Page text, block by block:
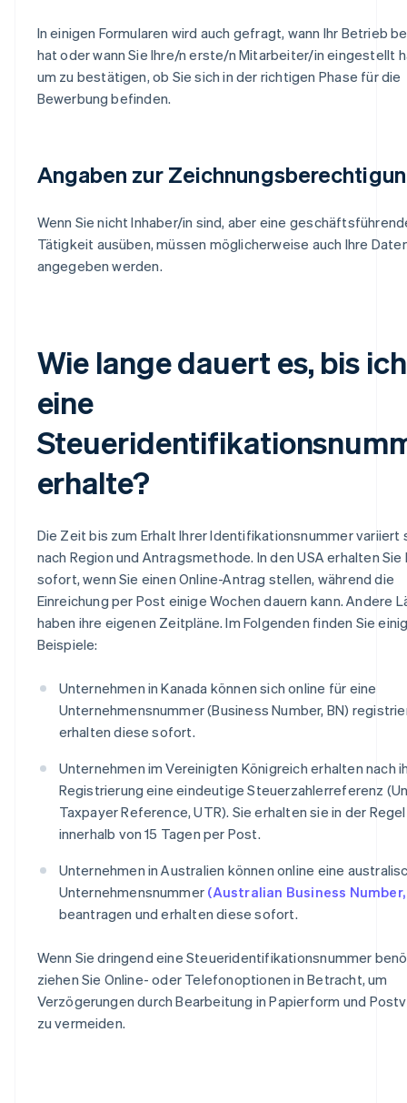
In einigen Formularen wird auch gefragt, wann Ihr Betrieb
hat oder wann Sie Ihre/n erste/n Mitarbeiter/in eingestellt
um zu bestätigen, ob Sie sich in der richtigen Phase für die
Bewerbung befinden.
Angaben zur
Wenn Sie nicht Inhaber/in sind, aber eine
Tätigkeit ausüben, müssen möglicherweise auch Ihre
angegeben werden.
Wie lange dauert es, bis ich
eine
erhalte?
Die Zeit bis zum Erhalt Ihrer Identifikationsnummer variiert
nach Region und Antragsmethode. In den USA erhalten Sie
sofort, wenn Sie einen Online-Antrag stellen, während die
Einreichung per Post einige Wochen dauern kann. Andere
haben ihre eigenen Zeitpläne. Im Folgenden finden Sie
Beispiele:
Unternehmen in Kanada können sich online für eine
Unternehmensnummer (Business Number, BN)
erhalten diese sofort.
Unternehmen im Vereinigten Königreich erhalten nach
Registrierung eine eindeutige Steuerzahlerreferenz
Taxpayer Reference, UTR). Sie erhalten sie in der Regel
innerhalb von 15 Tagen per Post.
Unternehmen in Australien können online eine
Unternehmensnummer (Australian Business Number,
beantragen und erhalten diese sofort.
Wenn Sie dringend eine Steueridentifikationsnummer
ziehen Sie Online- oder Telefonoptionen in Betracht, um
Verzögerungen durch Bearbeitung in Papierform und
zu vermeiden.